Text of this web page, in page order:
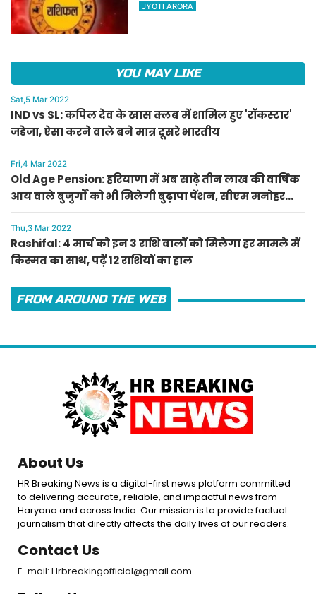
JYOTI ARORA
YOU MAY LIKE
Sat,5 Mar 2022
IND vs SL: कपिल देव के खास क्लब में शामिल हुए 'रॉकस्टार'
जडेजा, ऐसा करने वाले बने मात्र दूसरे भारतीय
Fri,4 Mar 2022
Old Age Pension: हरियाणा में अब साढ़े तीन लाख की वार्षिक
आय वाले बुजुर्गों को भी मिलेगी बुढ़ापा पेंशन, सीएम मनोहर
लाल का ऐलान
Thu,3 Mar 2022
Rashifal: 4 मार्च को इन 3 राशि वालों को मिलेगा हर मामले में
किस्मत का साथ, पढ़ें 12 राशियों का हाल
FROM AROUND THE WEB
About Us
HR Breaking News is a digital-first news platform committed
to delivering accurate, reliable, and impactful news from
Haryana and across India. Our mission is to provide factual
journalism that directly affects the daily lives of our readers.
Contact Us
E-mail: Hrbreakingofficial@gmail.com